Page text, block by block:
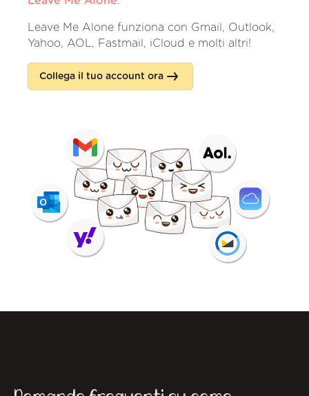
Leave Me Alone funziona con Gmail, Outlook,
Yahoo, AOL, Fastmail, iCloud e molti altri!
Collega il tuo account ora